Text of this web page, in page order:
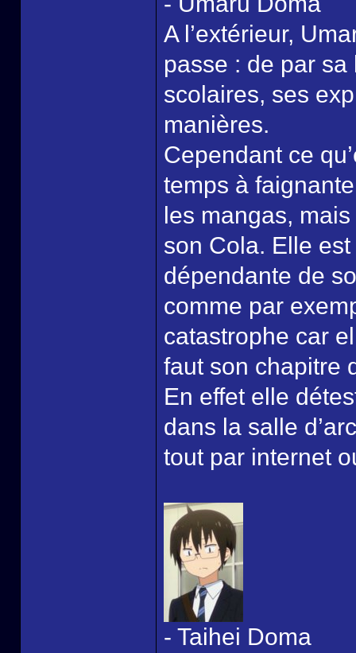
A l’extérieur,
passe : de par
scolaires, ses
manières.
Cependant ce
temps à
les mangas,
son Cola. Elle
dépendante de
comme par
catastrophe car
faut son chapitre
En effet elle
dans la salle
tout par internet
- Taihei Doma